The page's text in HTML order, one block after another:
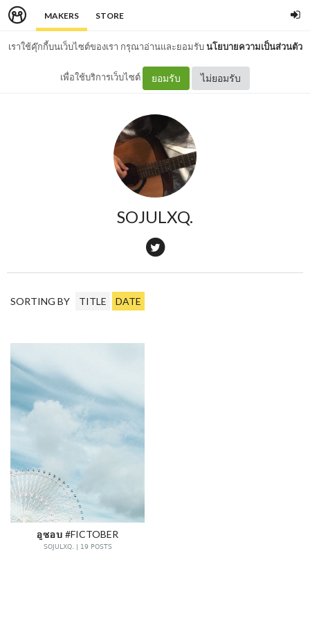
MAKERS STORE
เราใช้คุ๊กกี้บนเว็บไซต์ของเรา กรุณาอ่านและยอมรับนโยบายความเป็นส่วนตัว
เพื่อใช้บริการเว็บไซต์ ยอมรับ ไม่ยอมรับ
SOJULXQ.
SORTING BY TITLE DATE
อูซอบ #FICTOBER
SOJULXQ. | 19 POSTS